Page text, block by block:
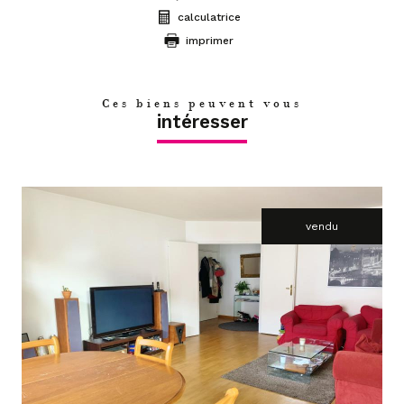
calculatrice
imprimer
Ces biens peuvent vous
intéresser
vendu
voir le bien